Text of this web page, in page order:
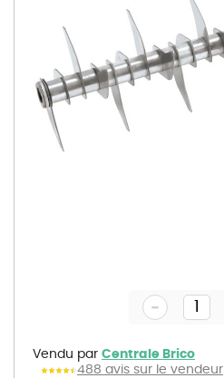
gallery
Vendu par Centrale Brico
488 avis sur le vendeur
-